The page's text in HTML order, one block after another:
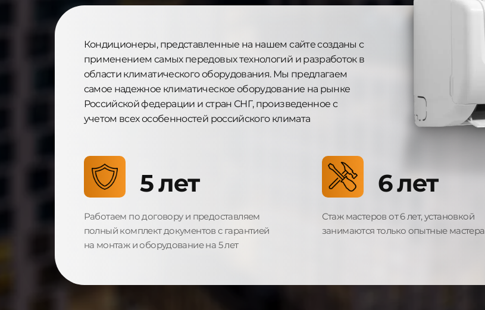
Стаж мастеров от 6 лет, установкой
занимаются только опытные мастера
6 лет
Работаем по договору и предоставляем
полный комплект документов с гарантией
на монтаж и оборудование на 5 лет
5 лет
Кондиционеры, представленные на нашем сайте созданы с
применением самых передовых технологий и разработок в
области климатического оборудования. Мы предлагаем
самое надежное климатическое оборудование на рынке
Российской федерации и стран СНГ, произведенное с
учетом всех особенностей российского климата